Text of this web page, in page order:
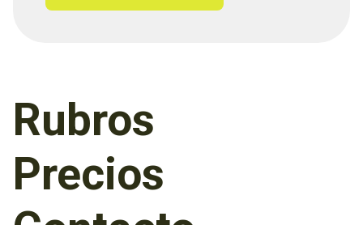
Rubros
Precios